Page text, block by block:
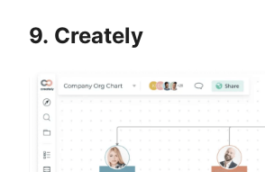
9. Creately